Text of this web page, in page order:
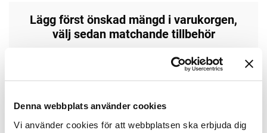
Denna webbplats använder cookies
Vi använder cookies för att webbplatsen ska erbjuda dig
Lägg först önskad mängd i varukorgen,
välj sedan matchande tillbehör
Tråd matchande +45,00kr
Mudd matchande +39,50kr